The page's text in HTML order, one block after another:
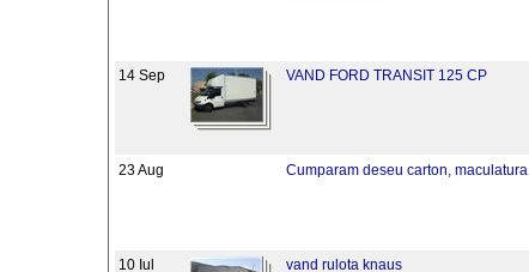
14 Sep VAND FORD TRANSIT 125 CP
23 Aug Cumparam deseu carton, maculatura
10 Iul vand rulota knaus